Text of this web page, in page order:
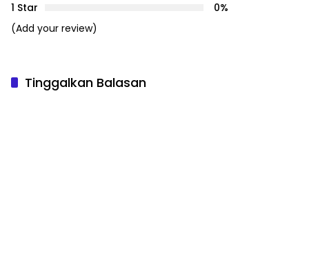
1 Star
0%
(Add your review)
Tinggalkan Balasan